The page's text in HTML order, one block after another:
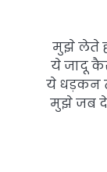
मुझे लेते
ये जादू
ये धड़कन
मुझे जब